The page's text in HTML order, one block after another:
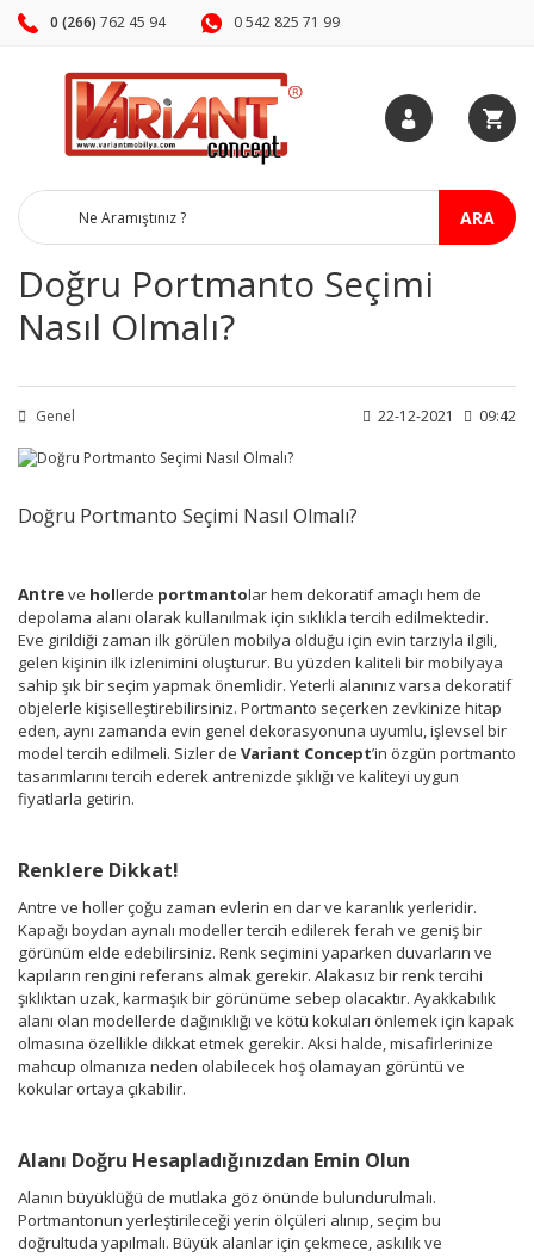
0 (266) 762 45 94 0 542 825 71 99
ARA
Doğru Portmanto Seçimi
Nasıl Olmalı?
Genel 22-12-2021 09:42
Doğru Portmanto Seçimi Nasıl Olmalı?
Antreve hollerde portmantolar hem dekoratif amaçlı hem de
depolama alanı olarak kullanılmak için sıklıkla tercih edilmektedir.
Eve girildiği zaman ilk görülen mobilya olduğu için evin tarzıyla ilgili,
gelen kişinin ilk izlenimini oluşturur. Bu yüzden kaliteli bir mobilyaya
sahip şık bir seçim yapmak önemlidir. Yeterli alanınız varsa dekoratif
objelerle kişiselleştirebilirsiniz. Portmanto seçerken zevkinize hitap
eden, aynı zamanda evin genel dekorasyonuna uyumlu, işlevsel bir
model tercih edilmeli. Sizler de Variant Concept’in özgün portmanto
tasarımlarını tercih ederek antrenizde şıklığı ve kaliteyi uygun
fiyatlarla getirin.
Renklere Dikkat!
Antre ve holler çoğu zaman evlerin en dar ve karanlık yerleridir.
Kapağı boydan aynalı modeller tercih edilerek ferah ve geniş bir
görünüm elde edebilirsiniz. Renk seçimini yaparken duvarların ve
kapıların rengini referans almak gerekir. Alakasız bir renk tercihi
şıklıktan uzak, karmaşık bir görünüme sebep olacaktır. Ayakkabılık
alanı olan modellerde dağınıklığı ve kötü kokuları önlemek için kapak
olmasına özellikle dikkat etmek gerekir. Aksi halde, misafirlerinize
mahcup olmanıza neden olabilecek hoş olamayan görüntü ve
kokular ortaya çıkabilir.
Alanı Doğru Hesapladığınızdan Emin Olun
Alanın büyüklüğü de mutlaka göz önünde bulundurulmalı.
Portmantonun yerleştirileceği yerin ölçüleri alınıp, seçim bu
doğrultuda yapılmalı. Büyük alanlar için çekmece, askılık ve